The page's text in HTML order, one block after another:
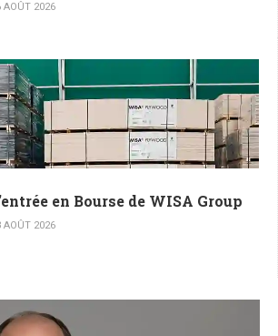
AOÛT 2026
en Bourse de WISA Group
AOÛT 2026